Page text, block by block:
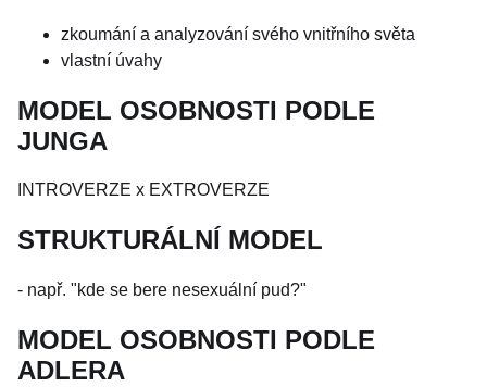
zkoumání a analyzování svého vnitřního světa
vlastní úvahy
MODEL OSOBNOSTI PODLE
JUNGA
INTROVERZE x EXTROVERZE
STRUKTURÁLNÍ MODEL
- např. "kde se bere nesexuální pud?"
MODEL OSOBNOSTI PODLE
ADLERA